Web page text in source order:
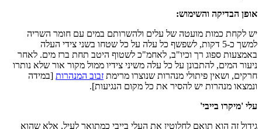
אופן הבדיקה והשימוש:
יש לקחת כמות מועטה של עלים ולהשרותם במים עם חומר השריה
למשך כ-5 דקות, לשפשף כל עלה על כל שטחו בשני צידי העלה
באמצעות ספוג רך וכיו"ב, לאחמ"כ לשטוף היטב תחת ברז מים. לאחר
ניעור המים, להתבונן על כל עלה משיני צידיו ממול מקור אור שלא נותרו
חרקים, ושאין פיתולי מנהרות שנוצרו מרימת זבוב המנהרות [במידה
ונמצאו מנהרות יש להסיר את כל מקום הנגיעות].
עלי 'מיקרו בייבי'
גידול זה הוא תואם לחלוטין את העלי בייבי כמתואר לעיל, אלא שהוא